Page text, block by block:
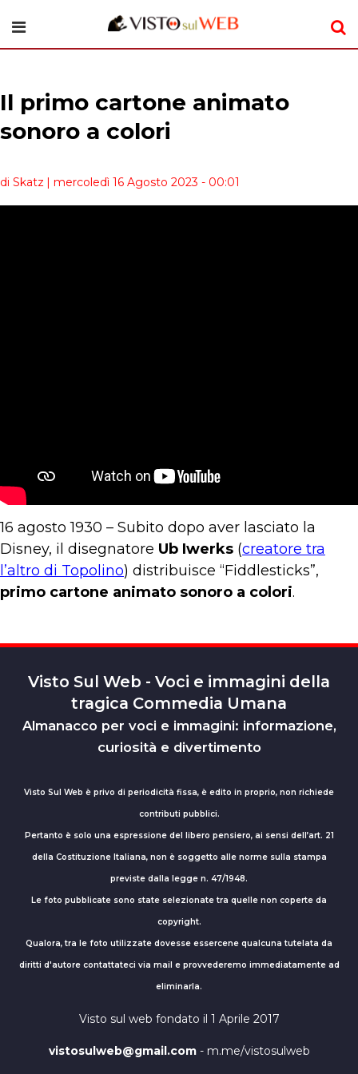
Il primo cartone animato
sonoro a colori
di Skatz | mercoledì 16 Agosto 2023 - 00:01
16 agosto 1930 – Subito dopo aver lasciato la
Disney, il disegnatore Ub Iwerks (creatore tra
l’altro di Topolino) distribuisce “Fiddlesticks”,
primo cartone animato sonoro a colori.
Visto Sul Web - Voci e immagini della
tragica Commedia Umana
Almanacco per voci e immagini: informazione,
curiosità e divertimento
Visto Sul Web è privo di periodicità fissa, è edito in proprio, non richiede
contributi pubblici.
Pertanto è solo una espressione del libero pensiero, ai sensi dell’art. 21
della Costituzione Italiana, non è soggetto alle norme sulla stampa
previste dalla legge n. 47/1948.
Le foto pubblicate sono state selezionate tra quelle non coperte da
copyright.
Qualora, tra le foto utilizzate dovesse essercene qualcuna tutelata da
diritti d'autore contattateci via mail e provvederemo immediatamente ad
eliminarla.
Visto sul web fondato il 1 Aprile 2017
vistosulweb@gmail.com- m.me/vistosulweb